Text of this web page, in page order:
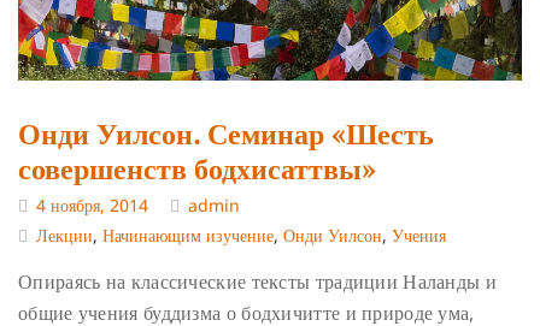
Онди Уилсон. Семинар «Шесть
совершенств бодхисаттвы»
4 ноября, 2014
admin
Лекции, Начинающим изучение, Онди Уилсон, Учения
Опираясь на классические тексты традиции Наланды и
общие учения буддизма о бодхичитте и природе ума,